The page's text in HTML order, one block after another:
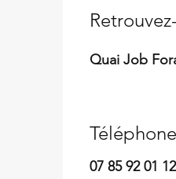
Quai Job
Téléphone
07 85 92 01 12